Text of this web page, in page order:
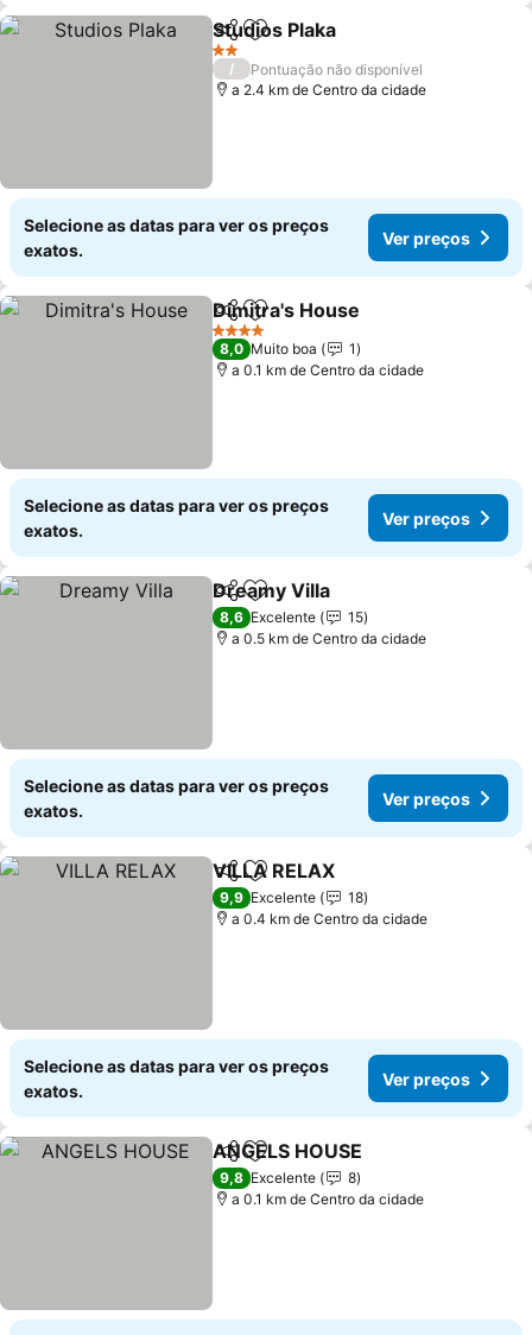
PartilharAdicionar aos favoritos
Studios Plaka
2 Estrelas
/
Pontuação não disponível
a 2.4 km de Centro da cidade
Selecione as datas para ver os preços
exatos.
Ver preços
PartilharAdicionar aos favoritos
Dimitra's House
4 Estrelas
8,0 Muito boa
1
a 0.1 km de Centro da cidade
Selecione as datas para ver os preços
exatos.
Ver preços
PartilharAdicionar aos favoritos
Dreamy Villa
8,6 Excelente
15
a 0.5 km de Centro da cidade
Selecione as datas para ver os preços
exatos.
Ver preços
PartilharAdicionar aos favoritos
VILLA RELAX
9,9 Excelente
18
a 0.4 km de Centro da cidade
Selecione as datas para ver os preços
exatos.
Ver preços
PartilharAdicionar aos favoritos
ANGELS HOUSE
9,8 Excelente
8
a 0.1 km de Centro da cidade